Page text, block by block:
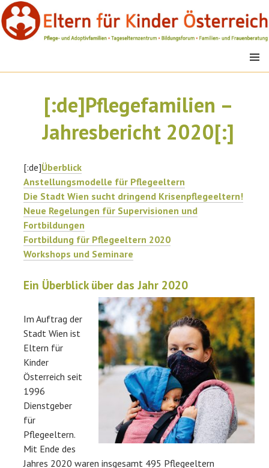
Springe
zum
Inhalt
EFK
MENÜ
[:de]Pflegefamilien –
Jahresbericht 2020[:]
[:de]Überblick
Anstellungsmodelle für Pflegeeltern
Die Stadt Wien sucht dringend Krisenpflegeeltern!
Neue Regelungen für Supervisionen und
Fortbildungen
Fortbildung für Pflegeeltern 2020
Workshops und Seminare
Ein Überblick über das Jahr 2020
Im Auftrag der
Stadt Wien ist
Eltern für
Kinder
Österreich seit
1996
Dienstgeber
für
Pflegeeltern.
Mit Ende des
Jahres 2020 waren insgesamt 495 Pflegeeltern